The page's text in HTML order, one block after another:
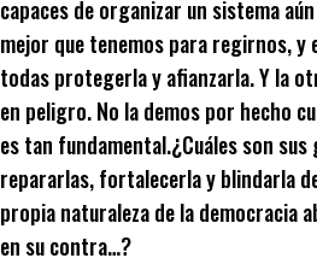
capaces de organizar un sistema
mejor que tenemos para regirnos, y
todas protegerla y afianzarla. Y la
en peligro. No la demos por hecho
es tan fundamental.¿Cuáles son
repararlas, fortalecerla y blindarla
propia naturaleza de la democracia
en su contra…?